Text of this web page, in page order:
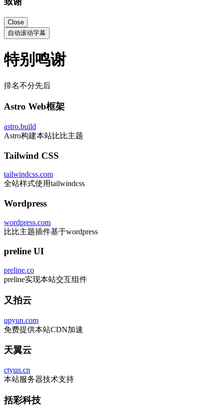
Close
自动滚动字幕
特别鸣谢
排名不分先后
Astro Web框架
astro.build
Astro构建本站比比主题
Tailwind CSS
tailwindcss.com
全站样式使用tailwindcss
Wordpress
wordpress.com
比比主题插件基于wordpress
preline UI
preline.co
preline实现本站交互组件
又拍云
upyun.com
免费提供本站CDN加速
天翼云
ctyun.cn
本站服务器技术支持
括彩科技